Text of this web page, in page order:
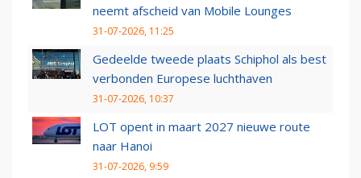
neemt afscheid van Mobile Lounges
31-07-2026, 11:25
Gedeelde tweede plaats Schiphol als best
verbonden Europese luchthaven
31-07-2026, 10:37
LOT opent in maart 2027 nieuwe route
naar Hanoi
31-07-2026, 9:59